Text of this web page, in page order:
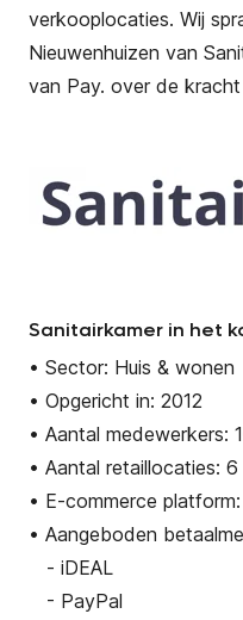
verkooplocaties. Wij
Nieuwenhuizen van
van Pay. over de
Sanitairkamer in het
• Sector: Huis & wonen
• Opgericht in: 2012
• Aantal medewerkers:
• Aantal retaillocaties: 6
• E-commerce
• Aangeboden
- iDEAL
- PayPal